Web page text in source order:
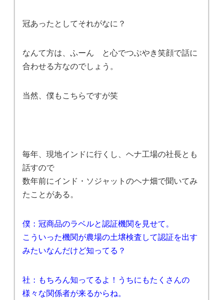
冠あったとしてそれがなに？
なんて方は、ふーん と心でつぶやき笑顔で話に
合わせる方なのでしょう。
当然、僕もこちらですが笑
毎年、現地インドに行くし、ヘナ工場の社長とも
話すので
数年前にインド・ソジャットのヘナ畑で聞いてみ
たことがある。
僕：冠商品のラベルと認証機関を見せて。
こういった機関が農場の土壌検査して認証を出す
みたいなんだけど知ってる？
社：もちろん知ってるよ！うちにもたくさんの
様々な関係者が来るからね。